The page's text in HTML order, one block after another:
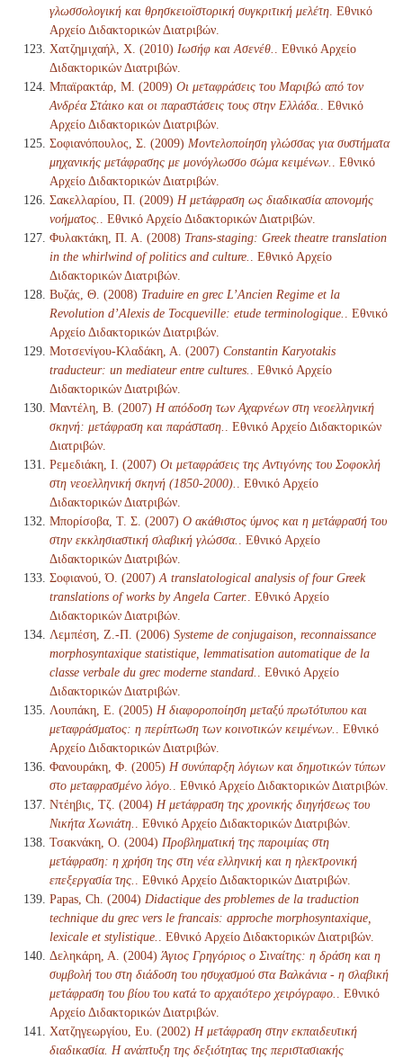
γλωσσολογική και θρησκειοϊστορική συγκριτική μελέτη . Εθνικό
Αρχείο Διδακτορικών Διατριβών.
Χατζημιχαήλ, Χ. (2010) Ιωσήφ και Ασενέθ.
. Εθνικό Αρχείο
Διδακτορικών Διατριβών.
Μπαϊρακτάρ, Μ. (2009) Οι μεταφράσεις του Μαριβώ από τον
Ανδρέα Στάικο και οι παραστάσεις τους στην Ελλάδα.
. Εθνικό
Αρχείο Διδακτορικών Διατριβών.
Σοφιανόπουλος, Σ. (2009) Μοντελοποίηση γλώσσας για συστήματα
μηχανικής μετάφρασης με μονόγλωσσο σώμα κειμένων.
. Εθνικό
Αρχείο Διδακτορικών Διατριβών.
Σακελλαρίου, Π. (2009) Η μετάφραση ως διαδικασία απονομής
νοήματος.
. Εθνικό Αρχείο Διδακτορικών Διατριβών.
Φυλακτάκη, Π. Α. (2008) Trans-staging: Greek theatre translation
in the whirlwind of politics and culture.
. Εθνικό Αρχείο
Διδακτορικών Διατριβών.
Βυζάς, Θ. (2008) Traduire en grec L’Ancien Regime et la
Revolution d’Alexis de Tocqueville: etude terminologique.
. Εθνικό
Αρχείο Διδακτορικών Διατριβών.
Μοτσενίγου-Κλαδάκη, Α. (2007) Constantin Karyotakis
traducteur: un mediateur entre cultures.
. Εθνικό Αρχείο
Διδακτορικών Διατριβών.
Μαντέλη, Β. (2007) Η απόδοση των Αχαρνέων στη νεοελληνική
σκηνή: μετάφραση και παράσταση.
. Εθνικό Αρχείο Διδακτορικών
Διατριβών.
Ρεμεδιάκη, Ι. (2007) Οι μεταφράσεις της Αντιγόνης του Σοφοκλή
στη νεοελληνική σκηνή (1850-2000).
. Εθνικό Αρχείο
Διδακτορικών Διατριβών.
Μπορίσοβα, Τ. Σ. (2007) Ο ακάθιστος ύμνος και η μετάφρασή του
στην εκκλησιαστική σλαβική γλώσσα.
. Εθνικό Αρχείο
Διδακτορικών Διατριβών.
Σοφιανού, Ό. (2007) A translatological analysis of four Greek
translations of works by Angela Carter. . Εθνικό Αρχείο
Διδακτορικών Διατριβών.
Λεμπέση, Ζ.-Π. (2006) Systeme de conjugaison, reconnaissance
morphosyntaxique statistique, lemmatisation automatique de la
classe verbale du grec moderne standard.
. Εθνικό Αρχείο
Διδακτορικών Διατριβών.
Λουπάκη, Ε. (2005) Η διαφοροποίηση μεταξύ πρωτότυπου και
μεταφράσματος: η περίπτωση των κοινοτικών κειμένων.
. Εθνικό
Αρχείο Διδακτορικών Διατριβών.
Φανουράκη, Φ. (2005) Η συνύπαρξη λόγιων και δημοτικών τύπων
στο μεταφρασμένο λόγο.
. Εθνικό Αρχείο Διδακτορικών Διατριβών.
Ντέηβις, Τζ. (2004) Η μετάφραση της χρονικής διηγήσεως του
Νικήτα Χωνιάτη.
. Εθνικό Αρχείο Διδακτορικών Διατριβών.
Τσακνάκη, Ο. (2004) Προβληματική της παροιμίας στη
μετάφραση: η χρήση της στη νέα ελληνική και η ηλεκτρονική
επεξεργασία της.
. Εθνικό Αρχείο Διδακτορικών Διατριβών.
Papas, Ch. (2004) Didactique des problemes de la traduction
technique du grec vers le francais: approche morphosyntaxique,
lexicale et stylistique.
. Εθνικό Αρχείο Διδακτορικών Διατριβών.
Δεληκάρη, Α. (2004) Άγιος Γρηγόριος ο Σιναίτης: η δράση και η
συμβολή του στη διάδοση του ησυχασμού στα Βαλκάνια - η σλαβική
μετάφραση του βίου του κατά το αρχαιότερο χειρόγραφο.
. Εθνικό
Αρχείο Διδακτορικών Διατριβών.
Χατζηγεωργίου, Ευ. (2002) Η μετάφραση στην εκπαιδευτική
διαδικασία. Η ανάπτυξη της δεξιότητας της περιστασιακής